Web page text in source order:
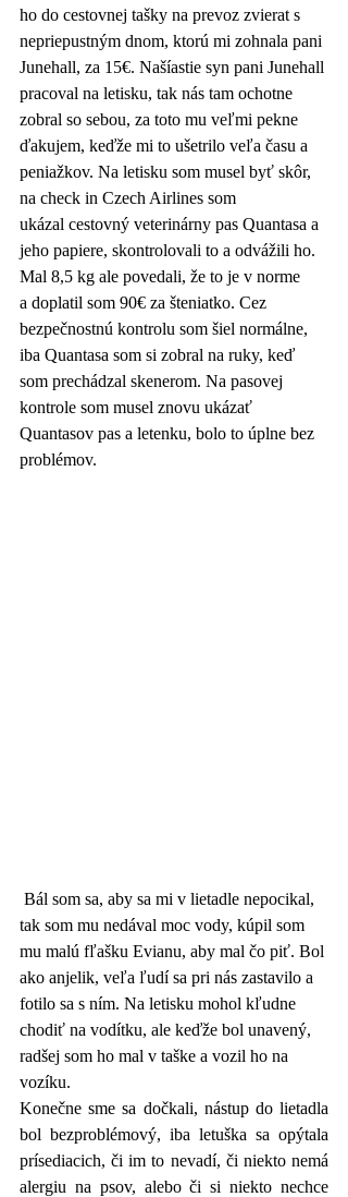
ho do cestovnej tašky na prevoz zvierat s
nepriepustným dnom, ktorú mi zohnala pani
Junehall, za 15€. Našíastie syn pani Junehall
pracoval na letisku, tak nás tam ochotne
zobral so sebou, za toto mu veľmi pekne
ďakujem, keďže mi to ušetrilo veľa času a
peniažkov. Na letisku som musel byť skôr,
na check in Czech Airlines som
ukázal cestovný veterinárny pas Quantasa a
jeho papiere, skontrolovali to a odvážili ho.
Mal 8,5 kg ale povedali, že to je v norme
a doplatil som 90€ za šteniatko. Cez
bezpečnostnú kontrolu som šiel normálne,
iba Quantasa som si zobral na ruky, keď
som prechádzal skenerom. Na pasovej
kontrole som musel znovu ukázať
Quantasov pas a letenku, bolo to úplne bez
problémov.
tak som mu nedával moc vody, kúpil som
mu malú fľašku Evianu, aby mal čo piť. Bol
ako anjelik, veľa ľudí sa pri nás zastavilo a
fotilo sa s ním. Na letisku mohol kľudne
chodiť na vodítku, ale keďže bol unavený,
radšej som ho mal v taške a vozil ho na
vozíku.
Konečne sme sa dočkali, nástup do lietadla
bol bezproblémový, iba letuška sa opýtala
prísediacich, či im to nevadí, či niekto nemá
alergiu na psov, alebo či si niekto nechce